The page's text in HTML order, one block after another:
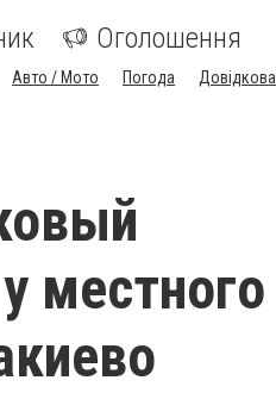
Оголошення
Авто / Мото Погода Довідкова
местного